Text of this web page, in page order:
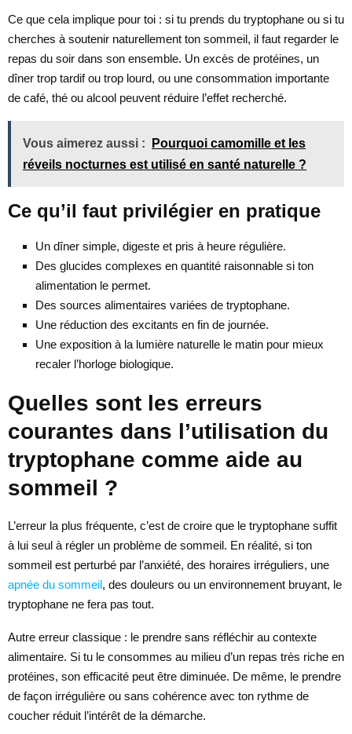
Ce que cela implique pour toi : si tu prends du tryptophane ou si tu
cherches à soutenir naturellement ton sommeil, il faut regarder le
repas du soir dans son ensemble. Un excès de protéines, un
dîner trop tardif ou trop lourd, ou une consommation importante
de café, thé ou alcool peuvent réduire l’effet recherché.
Vous aimerez aussi :
Pourquoi camomille et les
réveils nocturnes est utilisé en santé naturelle ?
Ce qu’il faut privilégier en pratique
Un dîner simple, digeste et pris à heure régulière.
Des glucides complexes en quantité raisonnable si ton
alimentation le permet.
Des sources alimentaires variées de tryptophane.
Une réduction des excitants en fin de journée.
Une exposition à la lumière naturelle le matin pour mieux
recaler l’horloge biologique.
Quelles sont les erreurs
courantes dans l’utilisation du
tryptophane comme aide au
sommeil ?
L’erreur la plus fréquente, c’est de croire que le tryptophane suffit
à lui seul à régler un problème de sommeil. En réalité, si ton
sommeil est perturbé par l’anxiété, des horaires irréguliers, une
apnée du sommeil, des douleurs ou un environnement bruyant, le
tryptophane ne fera pas tout.
Autre erreur classique : le prendre sans réfléchir au contexte
alimentaire. Si tu le consommes au milieu d’un repas très riche en
protéines, son efficacité peut être diminuée. De même, le prendre
de façon irrégulière ou sans cohérence avec ton rythme de
coucher réduit l’intérêt de la démarche.